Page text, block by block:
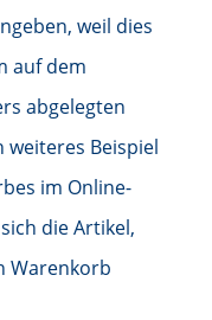
weil dies
auf dem
abgelegten
weiteres Beispiel
im Online-
die Artikel,
Warenkorb